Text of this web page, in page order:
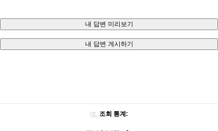
내 답변 미리보기
내 답변 게시하기
조회 통계: